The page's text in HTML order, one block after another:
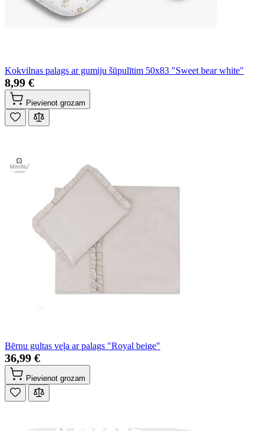
Kokvilnas palags ar gumiju šūpulītim 50x83 "Sweet bear white"
8,99 €
Pievienot grozam
Bērnu gultas veļa ar palags "Royal beige"
36,99 €
Pievienot grozam